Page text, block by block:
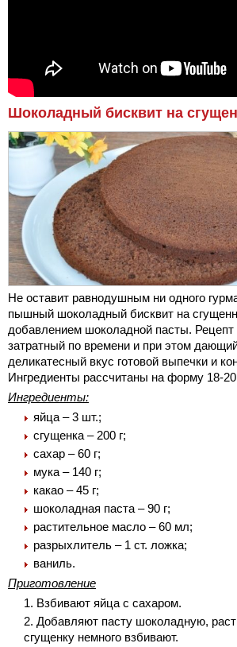
Шоколадный бисквит на
Не оставит равнодушным ни одного
пышный шоколадный бисквит на
добавлением шоколадной пасты.
затратный по времени и при этом
деликатесный вкус готовой выпечки и
Ингредиенты рассчитаны на форму 18-
Ингредиенты:
яйца – 3 шт.;
сгущенка – 200 г;
сахар – 60 г;
мука – 140 г;
какао – 45 г;
шоколадная паста – 90 г;
растительное масло – 60 мл;
разрыхлитель – 1 ст. ложка;
ваниль.
Приготовление
Взбивают яйца с сахаром.
Добавляют пасту шоколадную,
сгущенку немного взбивают.